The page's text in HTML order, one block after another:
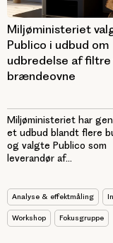
Miljøministeriet
Publico i udbud om
udbredelse af
brændeovne
Miljøministeriet har
et udbud blandt flere
og valgte Publico som
leverandør af...
Analyse & effektmåling
Workshop Fokusgruppe